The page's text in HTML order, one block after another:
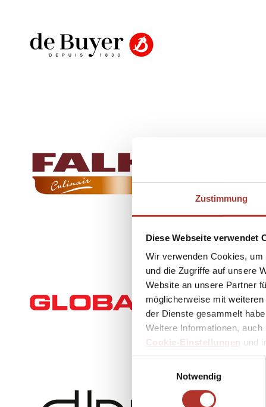
Zustimmung
Diese Webseite verwendet
Wir verwenden Cookies,
und die Zugriffe auf unsere
Website an unsere Partner
möglicherweise mit
der Dienste gesammelt
Weitere Informationen,
Cookie-Einstellungen und
Notwendig